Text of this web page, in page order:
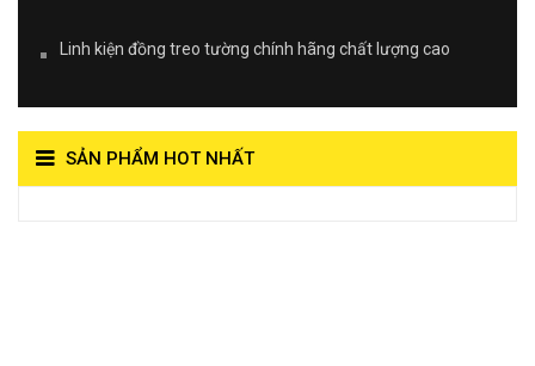
Linh kiện đồng treo tường chính hãng chất lượng cao
SẢN PHẨM HOT NHẤT